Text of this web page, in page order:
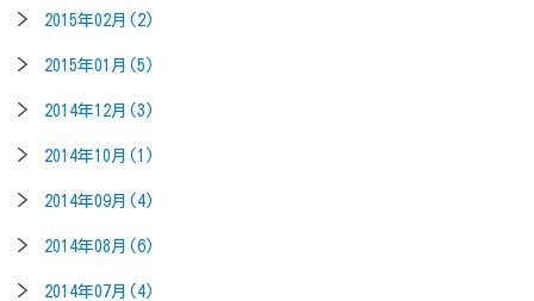
2015年02月(2)
2015年01月(5)
2014年12月(3)
2014年10月(1)
2014年09月(4)
2014年08月(6)
2014年07月(4)